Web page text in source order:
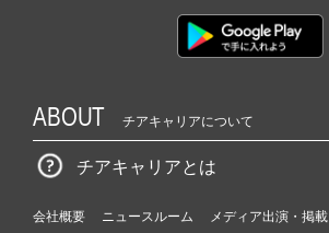
ABOUT チアキャリアについて
チアキャリアとは
会社概要 ニュースルーム
メディア出演・掲載